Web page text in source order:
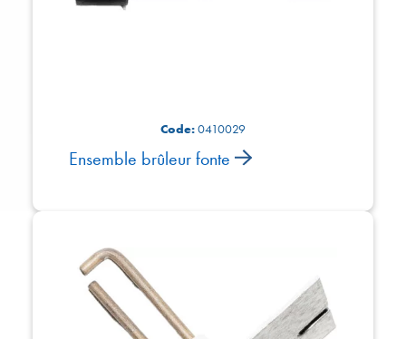
Code:0410029
Ensemble brûleur fonte